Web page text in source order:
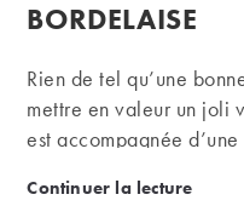
publication :
BORDELAISE
Rien de tel qu’une
mettre en valeur un joli
est accompagnée
Continuer la lecture